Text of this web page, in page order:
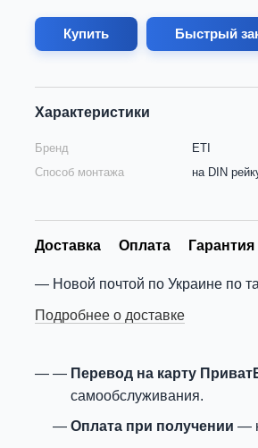
Купить Быстрый
Характеристики
Бренд
ETI
Способ монтажа
на DIN
Доставка Оплата Гарантия
Новой почтой по Украине по
Подробнее о доставке
Перевод на карту
самообслуживания.
Оплата при получении —